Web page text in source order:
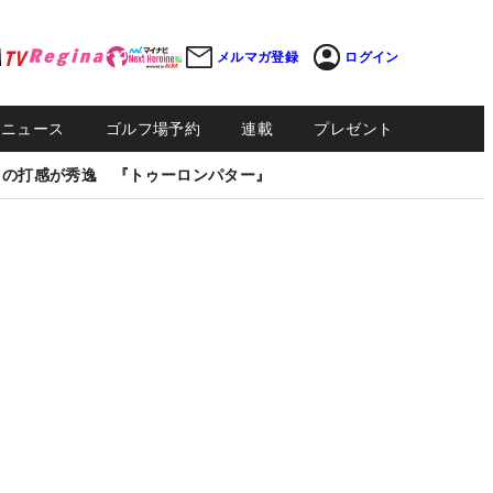
メルマガ登録 ログイン
ュース ゴルフ場予約 連載 プレゼント
打感が秀逸 『トゥーロンパター』